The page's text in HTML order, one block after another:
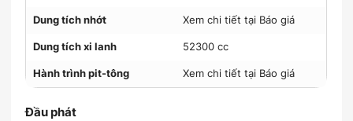
Dung tích nhớt Xem chi tiết tại Báo giá
Dung tích xi lanh 52300 cc
Hành trình pit-tông Xem chi tiết tại Báo giá
Đầu phát